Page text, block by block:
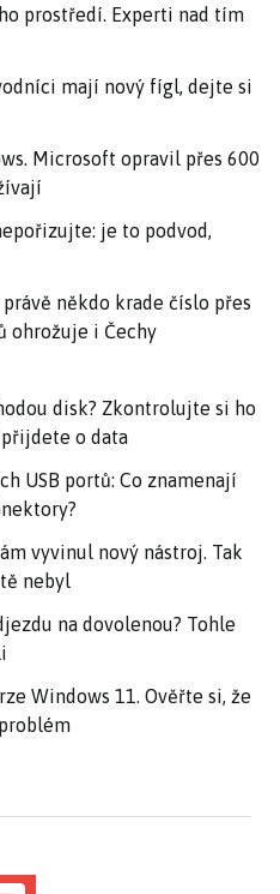
prostředí. Experti nad tím
mají nový fígl, dejte si
Microsoft opravil přes 600
je to podvod,
někdo krade číslo přes
ohrožuje i Čechy
disk? Zkontrolujte si ho
o data
USB portů: Co znamenají
vyvinul nový nástroj. Tak
nebyl
na dovolenou? Tohle
Windows 11. Ověřte si, že